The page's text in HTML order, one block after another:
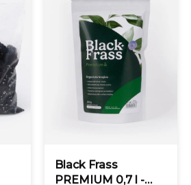
Black Frass
PREMIUM 0,7 l -